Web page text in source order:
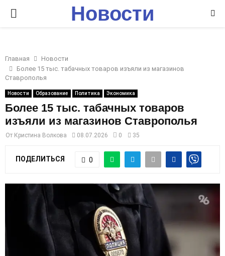
P
I
M
A
Новости
Главная
Новости
Более 15 тыс. табачных товаров изъяли из магазинов
Ставрополья
Новости Образование Политика Экономика
Более 15 тыс. табачных товаров
изъяли из магазинов Ставрополья
От Кристина Волкова 08.07.2026 0 35
ПОДЕЛИТЬСЯ 0